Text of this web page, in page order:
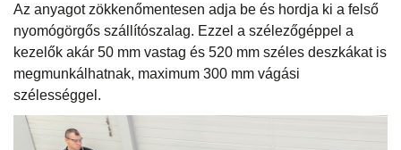
Az anyagot zökkenőmentesen adja be és hordja ki a felső
nyomógörgős szállítószalag. Ezzel a szélezőgéppel a
kezelők akár 50 mm vastag és 520 mm széles deszkákat is
megmunkálhatnak, maximum 300 mm vágási
szélességgel.